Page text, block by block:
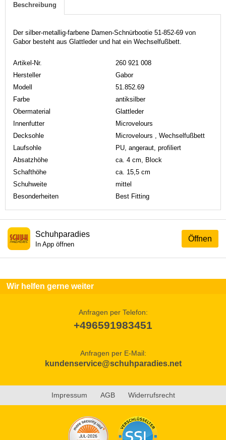
Beschreibung
Der silber-metallig-farbene Damen-Schnürbootie 51-852-69 von
Gabor besteht aus Glattleder und hat ein Wechselfußbett.
Artikel-Nr.
260 921 008
Hersteller
Gabor
Modell
51.852.69
Farbe
antiksilber
Obermaterial
Glattleder
Innenfutter
Microvelours
Decksohle
Microvelours , Wechselfußbett
Laufsohle
PU, angeraut, profiliert
Absatzhöhe
ca. 4 cm, Block
Schafthöhe
ca. 15,5 cm
Schuhweite
mittel
Besonderheiten
Best Fitting
Öffnen
Schuhparadies
In App öffnen
Wir helfen gerne weiter
Anfragen per Telefon:
+496591983451
Anfragen per E-Mail:
kundenservice@schuhparadies.net
Impressum AGB Widerrufsrecht